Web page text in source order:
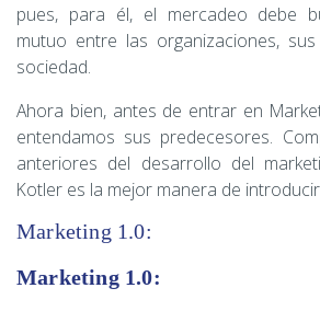
pues, para él, el mercadeo debe
mutuo entre las organizaciones,
sociedad.
Ahora bien, antes de entrar en
entendamos sus predecesores.
anteriores del desarrollo del
Kotler es la mejor manera de
Marketing 1.0:
Marketing 1.0: